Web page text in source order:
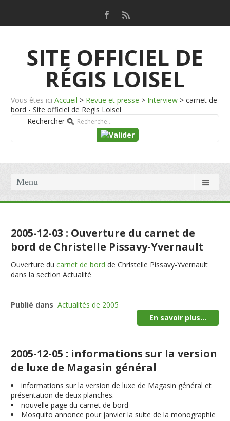
SITE OFFICIEL DE
RÉGIS LOISEL
Vous êtes ici Accueil > Revue et presse > Interview > carnet de
bord - Site officiel de Regis Loisel
Rechercher
Menu
2005-12-03 : Ouverture du carnet de
bord de Christelle Pissavy-Yvernault
Ouverture ducarnet de bordde Christelle Pissavy-Yvernault
dans la section Actualité
Publié dans Actualités de 2005
En savoir plus...
2005-12-05 : informations sur la version
de luxe de Magasin général
informations sur la version de luxe de Magasin général et
présentation de deux planches.
nouvelle page du carnet de bord
Mosquito annonce pour janvier la suite de la monographie